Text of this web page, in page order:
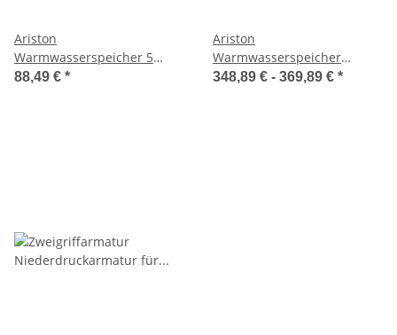
Ariston
Warmwasserspeicher 5
Liter, 2 kW Boiler ARKS 5U
88,49 € *
Ariston
Warmwasserspeicher
LYDOS ECO 50-80 Liter,
348,89 € - 369,89 € *